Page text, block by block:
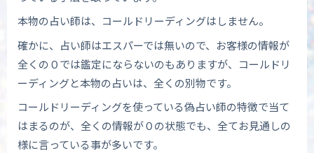
本物の占い師は、コールドリーディングはしません。
確かに、占い師はエスパーでは無いので、お客様の情報が
全くの０では鑑定にならないのもありますが、コールドリ
ーディングと本物の占いは、全くの別物です。
コールドリーディングを使っている偽占い師の特徴で当て
はまるのが、全くの情報が０の状態でも、全てお見通しの
様に言っている事が多いです。